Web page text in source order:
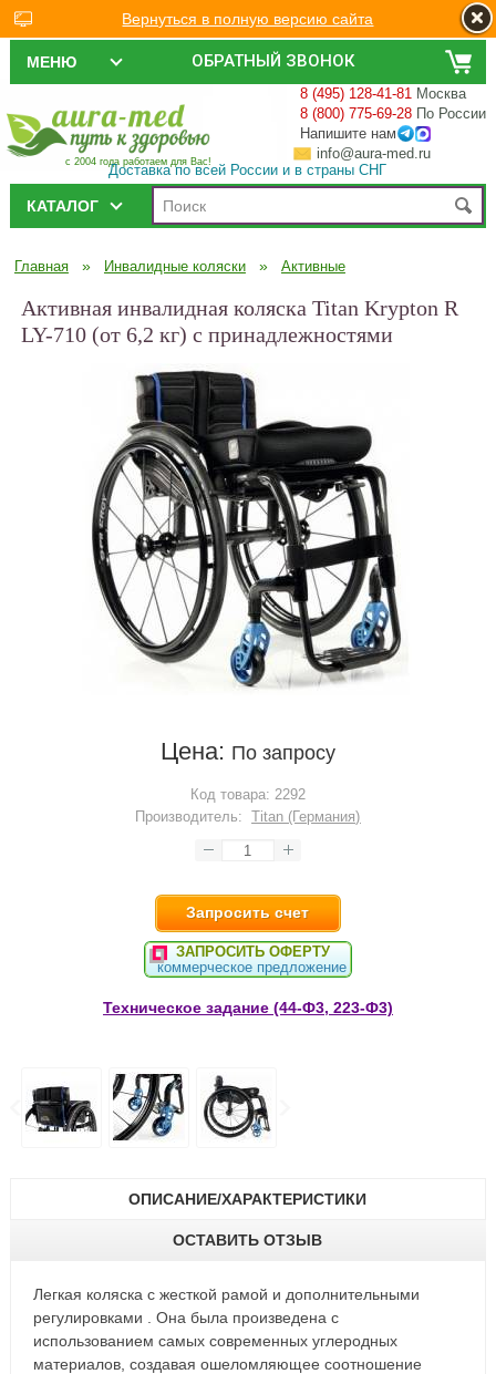
ОБРАТНЫЙ ЗВОНОК
МЕНЮ
с 2004 года работаем для Вас!
8 (495) 128-41-81 Москва
8 (800) 775-69-28 По России
Напишите нам
info@aura-med.ru
Доставка по всей России и в страны СНГ
КАТАЛОГ
Главная » Инвалидные коляски » Активные
Активная инвалидная коляска Titan Krypton R
LY-710 (от 6,2 кг) с принадлежностями
Цена: По запросу
Код товара: 2292
Производитель:
Titan (Германия)
Запросить счет
ЗАПРОСИТЬ ОФЕРТУ
коммерческое предложение
Техническое задание (44-Ф3, 223-Ф3)
ОПИСАНИЕ/ХАРАКТЕРИСТИКИ
ОСТАВИТЬ ОТЗЫВ
Легкая коляска с жесткой рамой и дополнительными
регулировками . Она была произведена с
использованием самых современных углеродных
материалов, создавая ошеломляющее соотношение
Вернуться в полную версию сайта